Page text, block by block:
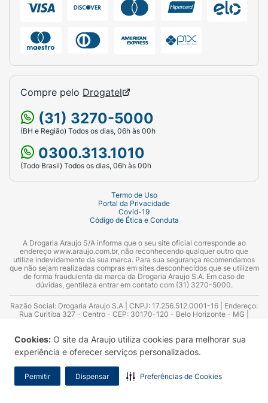
Cookies: O site da Araujo utiliza cookies para melhorar sua
experiência e oferecer serviços personalizados.
Permitir Dispensar Preferências de Cookies
Compre pelo Drogatel
(31) 3270-5000
(BH e Região) Todos os dias, 06h às 00h
0300.313.1010
(Todo Brasil) Todos os dias, 06h às 00h
Termo de Uso
Portal da Privacidade
Covid-19
Código de Ética e Conduta
A Drogaria Araujo S/A informa que o seu site oficial corresponde ao
endereço www.araujo.com.br, não reconhecendo qualquer outro que
utilize indevidamente da sua marca. Para sua segurança recomendamos
que não sejam realizadas compras em sites desconhecidos que se utilizem
de forma fraudulenta da marca da Drogaria Araujo S.A. Em caso de
dúvidas, gentileza entrar em contato com (31) 3270-5000.
Razão Social: Drogaria Araujo S.A | CNPJ: 17.256.512.0001-16 | Endereço:
Rua Curitiba 327 - Centro - CEP: 30170-120 - Belo Horizonte - MG |
Azevedo Guimarães – CRF 10.965 | Yasmin Silva Alvarenga – CRF 52.584 -
Consultor substituto: Thiago Aguiar Pinheiro - CRF Nº 13.748. Alvará
Sanitário: 2025020713 | Autorização de Funcionamento da Empresa (AFE):